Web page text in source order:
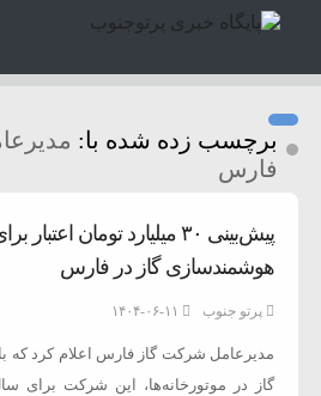
برچسب زده شده با:
فارس
پیش‌بینی ۳۰ میلیارد تومان
هوشمندسازی گاز در فارس
پرتو جنوب ۱۴۰۴-۰۶-۱۱